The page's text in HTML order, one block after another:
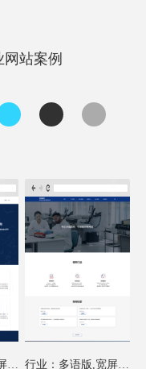
站案例
行业：多语版,宽屏模板 行业：多语版,宽屏模板